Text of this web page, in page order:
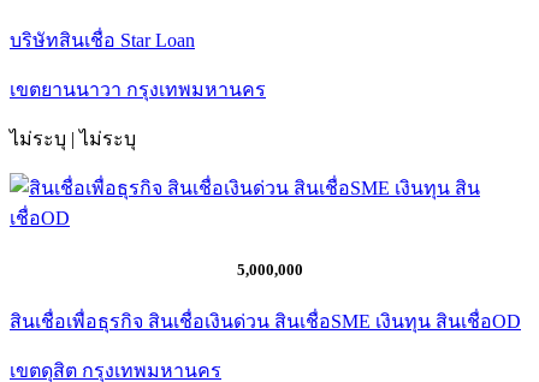
บริษัทสินเชื่อ Star Loan
เขตยานนาวา กรุงเทพมหานคร
ไม่ระบุ | ไม่ระบุ
5,000,000
สินเชื่อเพื่อธุรกิจ สินเชื่อเงินด่วน สินเชื่อSME เงินทุน สินเชื่อOD
เขตดุสิต กรุงเทพมหานคร